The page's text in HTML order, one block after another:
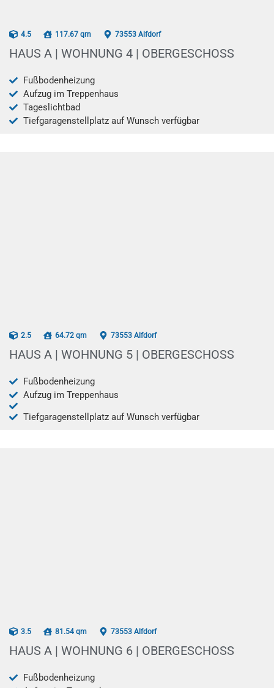
AB 07/2026
4.5 117.67 qm 73553 Alfdorf
HAUS A | WOHNUNG 4 | OBERGESCHOSS
Fußbodenheizung
Aufzug im Treppenhaus
Tageslichtbad
Tiefgaragenstellplatz auf Wunsch verfügbar
AB 07/2026
2.5 64.72 qm 73553 Alfdorf
HAUS A | WOHNUNG 5 | OBERGESCHOSS
Fußbodenheizung
Aufzug im Treppenhaus
Tiefgaragenstellplatz auf Wunsch verfügbar
AB 07/2026
3.5 81.54 qm 73553 Alfdorf
HAUS A | WOHNUNG 6 | OBERGESCHOSS
Fußbodenheizung